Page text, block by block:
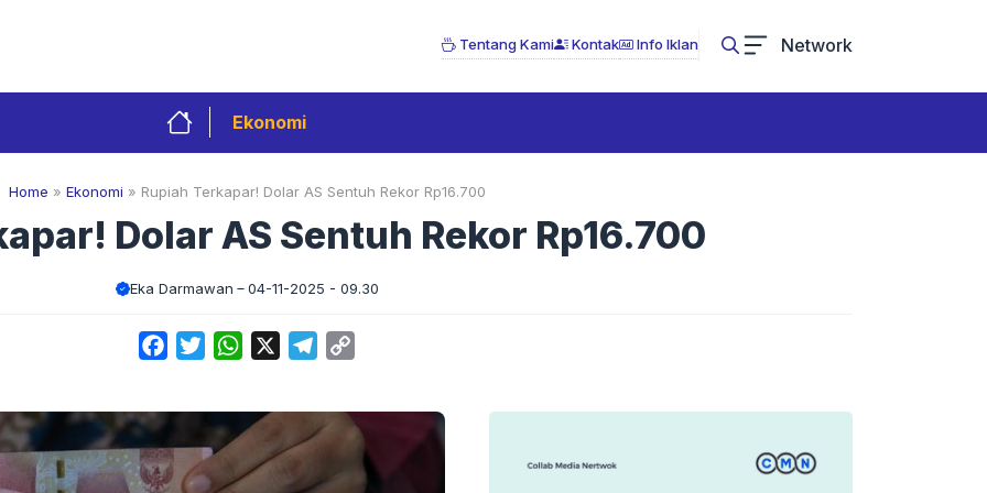
Tentang Kami Kontak Info Iklan Network
Ekonomi
Home » Ekonomi » Rupiah Terkapar! Dolar AS Sentuh Rekor Rp16.700
Dolar AS Sentuh Rekor Rp16.700
Eka Darmawan 04-11-2025 - 09.30
FacebookTwitterWhatsApp Telegram